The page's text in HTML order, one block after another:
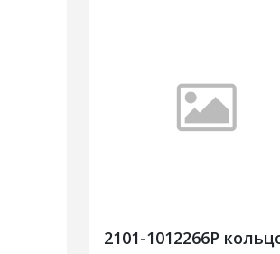
2101-1012266Р